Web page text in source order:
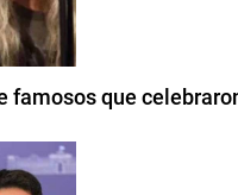
famosos que